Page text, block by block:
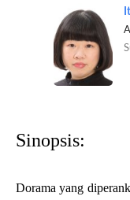
Sinopsis:
Dorama yang